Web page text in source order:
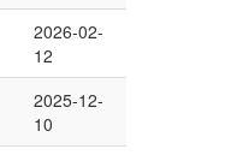
2026-02-
12
2025-12-
10